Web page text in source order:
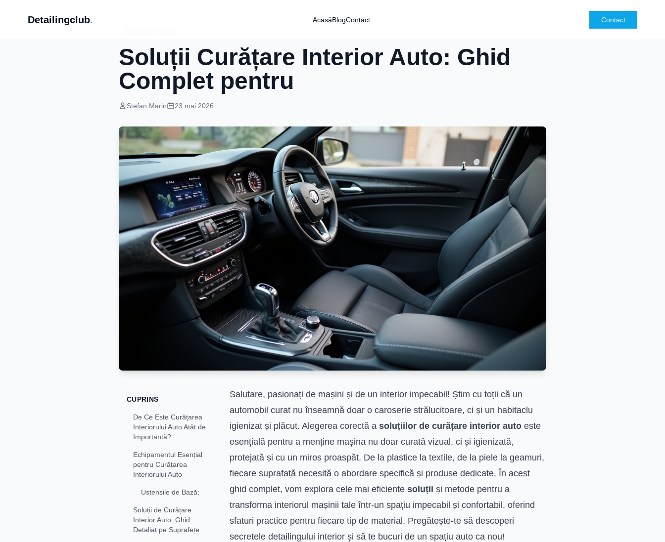
Detailingclub. AcasăBlogContact
Contact
Soluții Curățare Interior Auto: Ghid
Complet pentru
Stefan Marin 23 mai 2026
CUPRINS
De Ce Este Curățarea
Interiorului Auto Atât de
Importantă?
Echipamentul Esențial
pentru Curățarea
Interiorului Auto
Ustensile de Bază:
Soluții de Curățare
Interior Auto: Ghid
Detaliat pe Suprafețe
Salutare, pasionați de mașini și de un interior impecabil! Știm cu toții că un
automobil curat nu înseamnă doar o caroserie strălucitoare, ci și un habitaclu
igienizat și plăcut. Alegerea corectă a soluțiilor de curățare interior auto este
esențială pentru a menține mașina nu doar curată vizual, ci și igienizată,
protejată și cu un miros proaspăt. De la plastice la textile, de la piele la geamuri,
fiecare suprafață necesită o abordare specifică și produse dedicate. În acest
ghid complet, vom explora cele mai eficiente soluții și metode pentru a
transforma interiorul mașinii tale într-un spațiu impecabil și confortabil, oferind
sfaturi practice pentru fiecare tip de material. Pregătește-te să descoperi
secretele detailingului interior și să te bucuri de un spațiu auto ca nou!